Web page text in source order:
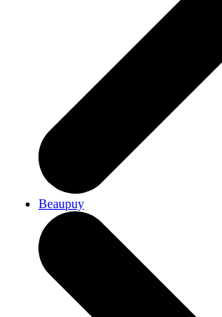
Beaupuy